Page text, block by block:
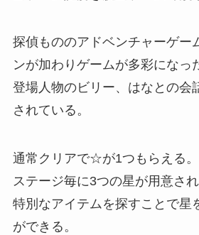
探偵もののアドベンチャーゲー
ンが加わりゲームが多彩になっ
登場人物のビリー、はなとの会
されている。
通常クリアで☆が1つもらえる。
ステージ毎に3つの星が用意さ
特別なアイテムを探すことで星
ができる。